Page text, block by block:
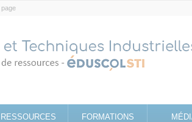
page
RESSOURCES FORMATIONS